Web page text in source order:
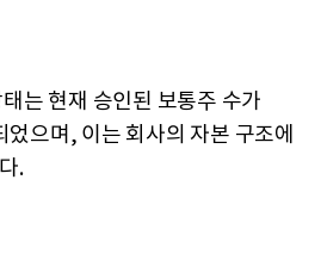
는 현재 승인된 보통주 수가
으며, 이는 회사의 자본 구조에
.